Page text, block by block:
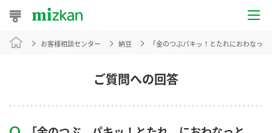
おうちレシピ
レシピ特集
ご質問への回答
お客様相談センター 納豆 「金のつぶパキッ！とたれにおわなっ